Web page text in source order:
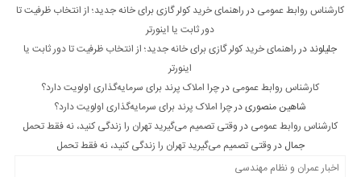
کارشناس روابط عمومی در راهنمای خرید کولر گازی برای خانه جدید؛ از انتخاب ظرفیت تا
دور ثابت یا اینورتر
جلیلوند در راهنمای خرید کولر گازی برای خانه جدید؛ از انتخاب ظرفیت تا دور ثابت یا
اینورتر
کارشناس روابط عمومی درچرا املاک پرند برای سرمایه‌گذاری اولویت دارد؟
شاهین منصوریدرچرا املاک پرند برای سرمایه‌گذاری اولویت دارد؟
کارشناس روابط عمومی در وقتی تصمیم می‌گیرید تهران را زندگی کنید، نه فقط تحمل
جمال در وقتی تصمیم می‌گیرید تهران را زندگی کنید، نه فقط تحمل
اخبار عمران و نظام مهندسی